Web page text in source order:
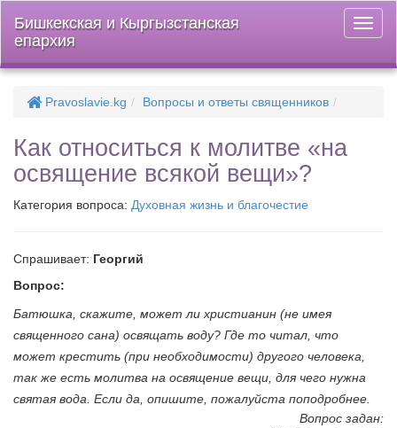
меню
Бишкекская и Кыргызстанская
епархия
Pravoslavie.kg Вопросы и ответы священников
Как относиться к молитве «на
освящение всякой вещи»?
Категория вопроса: Духовная жизнь и благочестие
Спрашивает: Георгий
Вопрос:
Батюшка, скажите, может ли христианин (не имея
священного сана) освящать воду? Где то читал, что
может крестить (при необходимости) другого человека,
так же есть молитва на освящение вещи, для чего нужна
святая вода. Если да, опишите, пожалуйста поподробнее.
Вопрос задан: